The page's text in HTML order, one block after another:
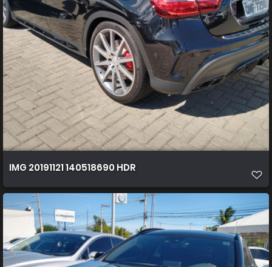
IMG 20191121 140518690 HDR